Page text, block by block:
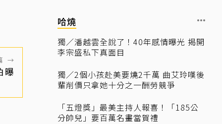
→
曝
哈燒
獨／潘越雲全說了！40年感情曝光 揭開
李宗盛私下真面目
獨／2個小孩赴美要燒2千萬 曲艾玲嘆後
輩削價只拿她十分之一酬勞競爭
「五燈獎」最美主持人報喜！「185公
分帥兒」要百萬名畫當賀禮